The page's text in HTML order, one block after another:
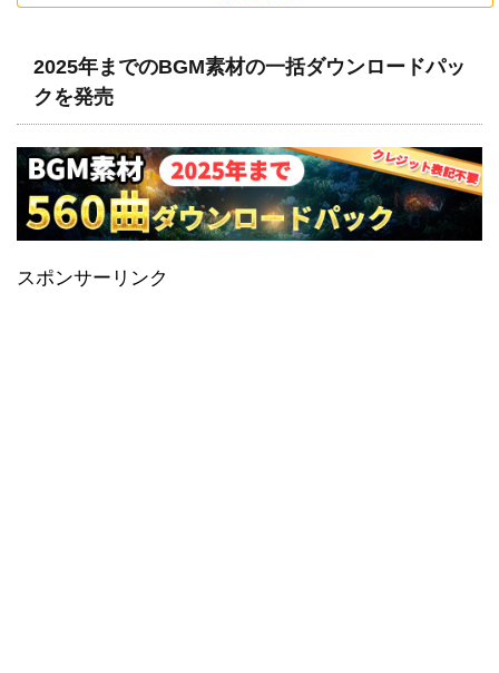
2025年までのBGM素材の一括ダウンロードパッ
クを発売
スポンサーリンク